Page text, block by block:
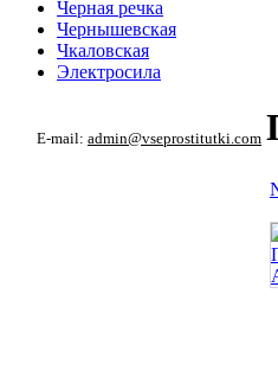
Черная речка
Чернышевская
Чкаловская
Электросила
E-mail: admin@vseprostitutki.com